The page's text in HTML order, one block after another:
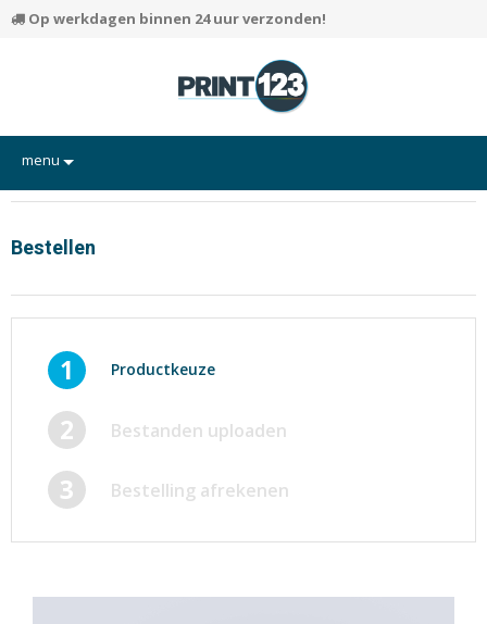
Op werkdagen binnen 24 uur verzonden!
menu
Flyers
Hand-outs/Losbladig
Posters
Rapporten/Verslagen
Certificaten/Diploma's
Visitekaartjes
Alle producten
Bestellen
1 Productkeuze
2 Bestanden uploaden
3 Bestelling afrekenen